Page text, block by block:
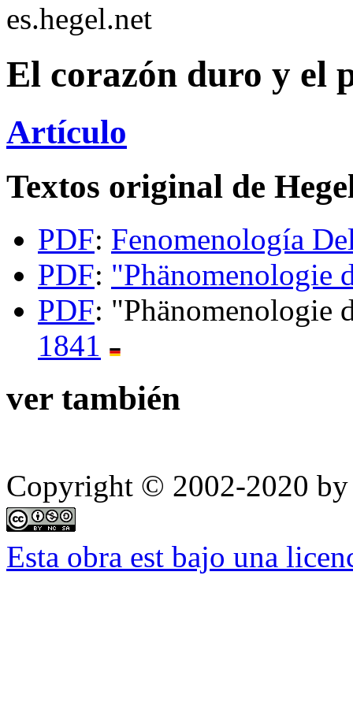
es.hegel.net
El corazón duro y el
Artículo
Textos original de
PDF: Fenomenología
PDF: "Phänomenologie
PDF: "Phänomenologie
1841
ver también
Copyright © 2002-2020 by
Esta obra est bajo una